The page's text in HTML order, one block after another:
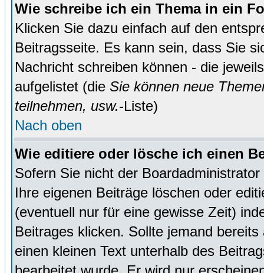
Wie schreibe ich ein Thema in ein
Klicken Sie dazu einfach auf den
Beitragsseite. Es kann sein, dass Sie
Nachricht schreiben können - die
aufgelistet (die Sie können neue
teilnehmen, usw.-Liste)
Nach oben
Wie editiere oder lösche ich einen
Sofern Sie nicht der
Ihre eigenen Beiträge löschen oder
(eventuell nur für eine gewisse Zeit)
Beitrages klicken. Sollte jemand
einen kleinen Text unterhalb des